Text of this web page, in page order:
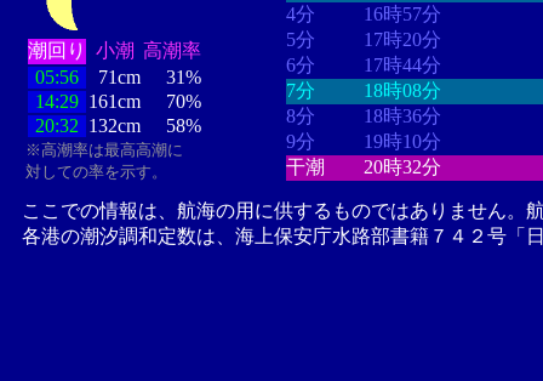
潮回り 小潮 高潮率
05:56
71cm
31%
14:29 161cm
70%
20:32 132cm 58%
※高潮率は最高高潮に
対しての率を示す。
4分
16時57分
5分
17時20分
6分
17時44分
7分
18時08分
8分
18時36分
9分
19時10分
干潮
20時32分
ここでの情報は、航海の用に供するものではありません。
各港の潮汐調和定数は、海上保安庁水路部書籍７４２号「